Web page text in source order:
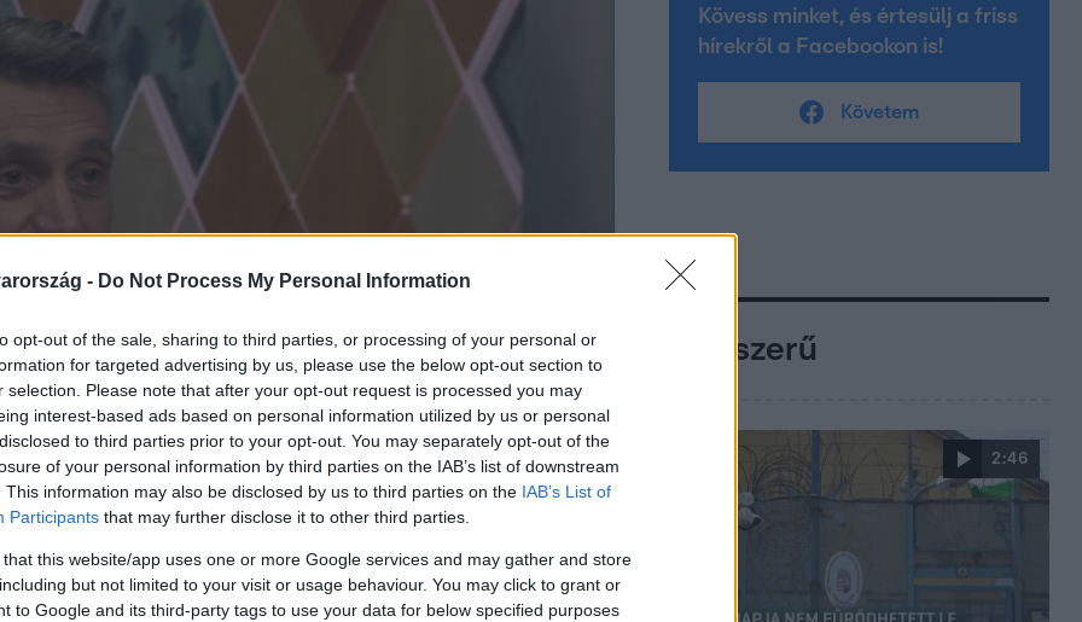
- Do Not Process My Personal Information
opt-out of the sale, sharing to third parties, or processing of your personal or
for targeted advertising by us, please use the below opt-out section to
selection. Please note that after your opt-out request is processed you may
interest-based ads based on personal information utilized by us or personal
to third parties prior to your opt-out. You may separately opt-out of the
of your personal information by third parties on the IAB’s list of downstream
This information may also be disclosed by us to third parties on the IAB’s List of
Participants that may further disclose it to other third parties.
that this website/app uses one or more Google services and may gather and store
but not limited to your visit or usage behaviour. You may click to grant or
to Google and its third-party tags to use your data for below specified purposes
Kövess minket, és értesülj a friss
hírekről a Facebookon is!
Követem
Népszerű
2:46